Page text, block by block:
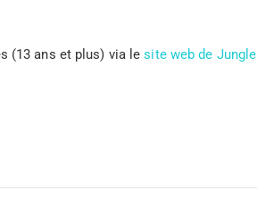
(13 ans et plus) via lesite web de Jungle